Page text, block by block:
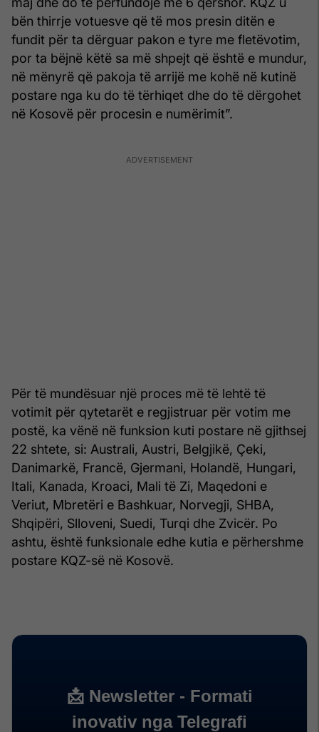
bën thirrje votuesve që të mos presin ditën e
fundit për ta dërguar pakon e tyre me fletëvotim,
por ta bëjnë këtë sa më shpejt që është e mundur,
në mënyrë që pakoja të arrijë me kohë në kutinë
postare nga ku do të tërhiqet dhe do të dërgohet
në Kosovë për procesin e numërimit”.
Për të mundësuar një proces më të lehtë të
votimit për qytetarët e regjistruar për votim me
postë, ka vënë në funksion kuti postare në gjithsej
22 shtete, si: Australi, Austri, Belgjikë, Çeki,
Danimarkë, Francë, Gjermani, Holandë, Hungari,
Itali, Kanada, Kroaci, Mali të Zi, Maqedoni e
Veriut, Mbretëri e Bashkuar, Norvegji, SHBA,
Shqipëri, Slloveni, Suedi, Turqi dhe Zvicër. Po
ashtu, është funksionale edhe kutia e përhershme
postare KQZ-së në Kosovë.